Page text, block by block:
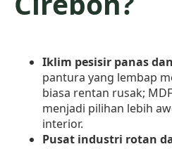
Iklim pesisir panas
pantura yang lembap
biasa rentan rusak;
menjadi pilihan lebih
interior.
Pusat industri rotan